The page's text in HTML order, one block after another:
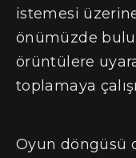
istemesi
önümüzde
örüntülere
toplamaya
Oyun döngüsü